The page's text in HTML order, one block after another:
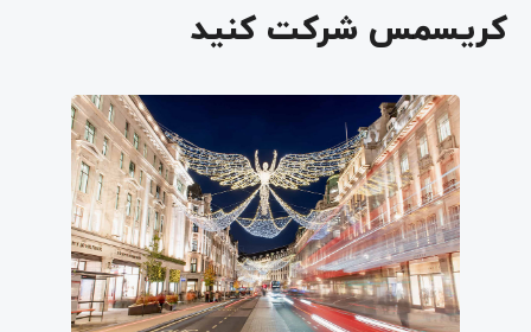
کریسمس شرکت کنید